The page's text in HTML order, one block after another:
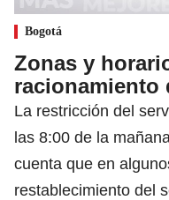
Bogotá
Zonas y
racionamiento
La restricción del
las 8:00 de la
cuenta que en
restablecimiento del